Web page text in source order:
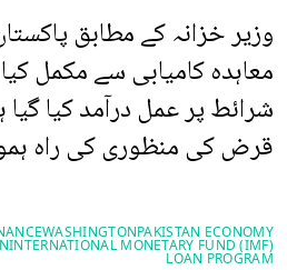
وزیر خزانہ کے مطابق
معاہدہ کامیابی سے مکمل
شرائط پر عمل درآمد کیا
قرض کی منظوری کی راہ
PAKISTAN ECONOMY
WASHINGTON
INTERNATIONAL MONETARY FUND (IMF)
LOAN PROGRAM